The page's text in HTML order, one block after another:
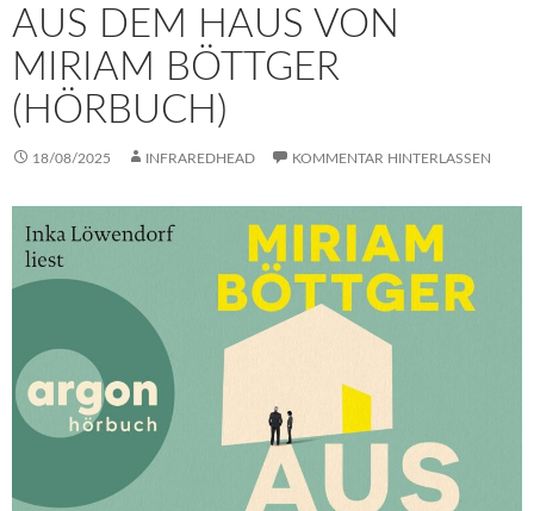
AUS DEM HAUS VON
MIRIAM BÖTTGER
(HÖRBUCH)
18/08/2025 INFRAREDHEAD KOMMENTAR HINTERLASSEN